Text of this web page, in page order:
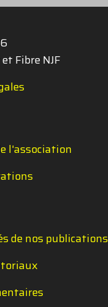
Fibre NJF
l'association
de nos publications